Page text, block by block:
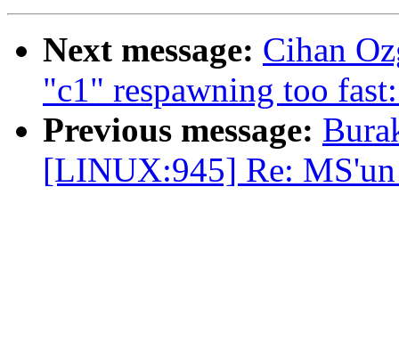
Next message: Cihan
"c1" respawning too
Previous message:
[LINUX:945] Re: